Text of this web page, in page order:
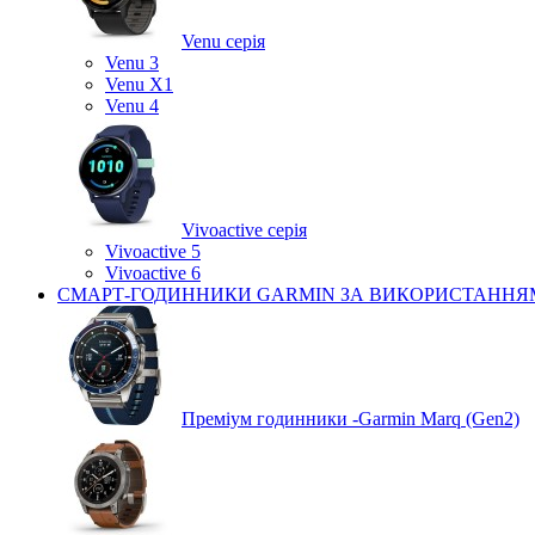
Venu серія
Venu 3
Venu X1
Venu 4
Vivoactive серія
Vivoactive 5
Vivoactive 6
СМАРТ-ГОДИННИКИ GARMIN ЗА
Преміум годинники -Garmin Marq (Gen2)